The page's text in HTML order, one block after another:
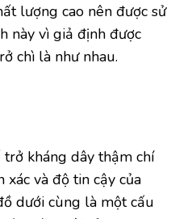
lượng cao nên được sử
này vì giả định được
chì là như nhau.
kháng dây thậm chí
và độ tin cậy của
dưới cùng là một cấu